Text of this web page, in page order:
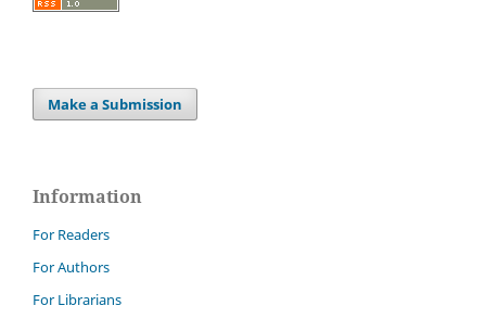
Make a Submission
Information
For Readers
For Authors
For Librarians